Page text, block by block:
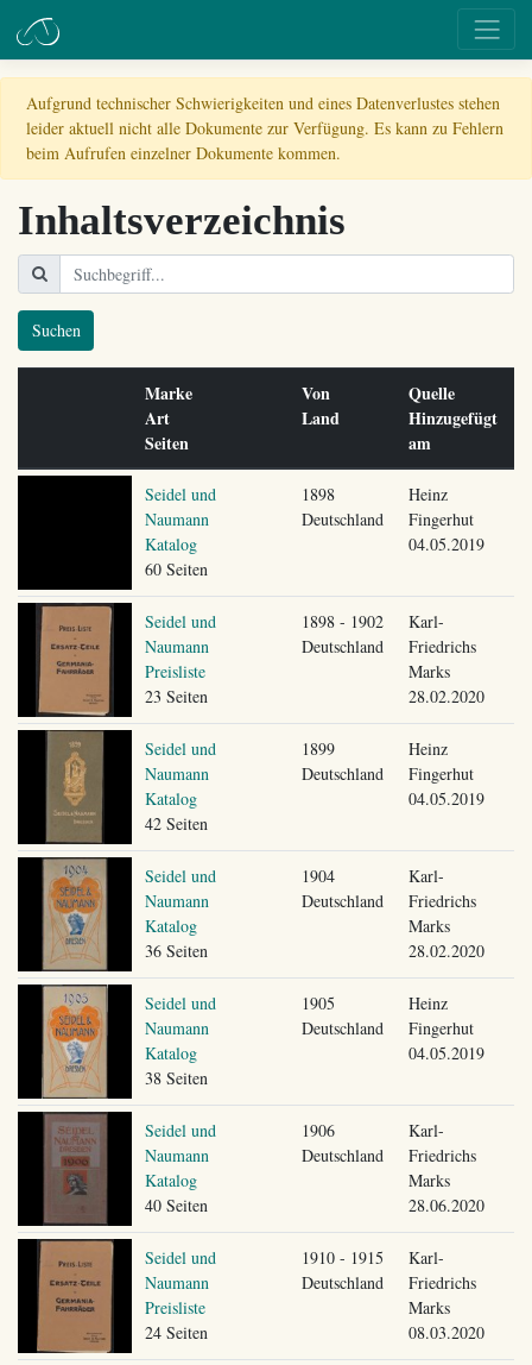
Aufgrund technischer Schwierigkeiten und eines Datenverlustes stehen
leider aktuell nicht alle Dokumente zur Verfügung. Es kann zu Fehlern
beim Aufrufen einzelner Dokumente kommen.
Inhaltsverzeichnis
Suchen
Marke
Art
Seiten
Von
Land
Quelle
Hinzugefügt
am
Seidel und
Naumann
Katalog
60 Seiten
1898
Deutschland
Heinz
Fingerhut
04.05.2019
Seidel und
Naumann
Preisliste
23 Seiten
1898 - 1902
Deutschland
Karl-
Friedrichs
Marks
28.02.2020
Seidel und
Naumann
Katalog
42 Seiten
1899
Deutschland
Heinz
Fingerhut
04.05.2019
Seidel und
Naumann
Katalog
36 Seiten
1904
Deutschland
Karl-
Friedrichs
Marks
28.02.2020
Seidel und
Naumann
Katalog
38 Seiten
1905
Deutschland
Heinz
Fingerhut
04.05.2019
Seidel und
Naumann
Katalog
40 Seiten
1906
Deutschland
Karl-
Friedrichs
Marks
28.06.2020
Seidel und
Naumann
Preisliste
24 Seiten
1910 - 1915
Deutschland
Karl-
Friedrichs
Marks
08.03.2020